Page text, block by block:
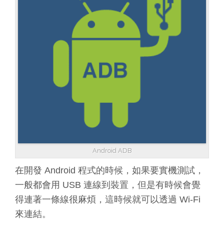
Android ADB
在開發 Android 程式的時候，如果要實機測試，
一般都會用 USB 連線到裝置，但是有時候會覺
得連著一條線很麻煩，這時候就可以透過 Wi-Fi
來連結。